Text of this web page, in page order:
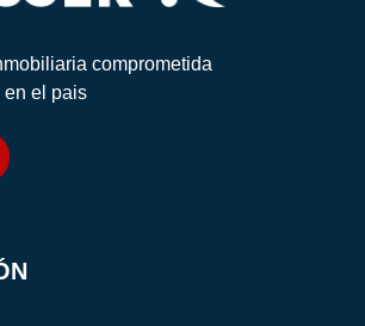
comprometida
en el pais